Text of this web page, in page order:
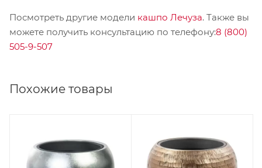
Посмотреть другие модели кашпо Лечуза. Также вы
можете получить консультацию по телефону:8 (800)
505-9-507
Похожие товары